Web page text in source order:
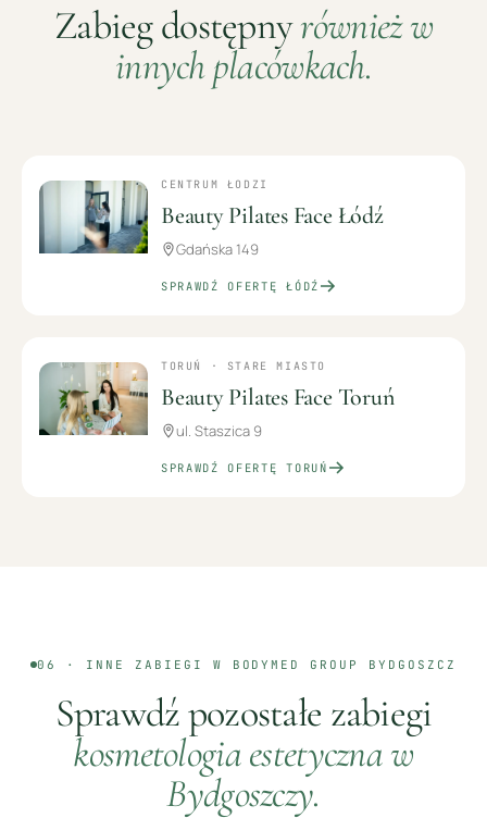
Zabieg dostępnyrównież w
innych placówkach.
CENTRUM ŁODZI
Beauty Pilates Face Łódź
Gdańska 149
SPRAWDŹ OFERTĘŁÓDŹ
TORUŃ · STARE MIASTO
Beauty Pilates Face Toruń
ul. Staszica 9
SPRAWDŹ OFERTĘTORUŃ
06 · INNE ZABIEGI W BODYMED GROUP BYDGOSZCZ
Sprawdź pozostałe zabiegi
kosmetologia estetycznaw
Bydgoszczy.